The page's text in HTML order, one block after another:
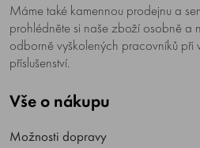
Máme také kamennou prodejnu a
prohlédněte si naše zboží osobně a
odborně vyškolených pracovníků při
příslušenství.
Vše o nákupu
Možnosti dopravy